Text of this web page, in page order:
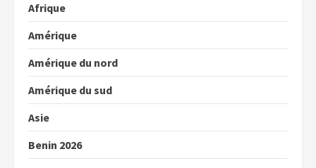
Afrique
Amérique
Amérique du nord
Amérique du sud
Asie
Benin 2026